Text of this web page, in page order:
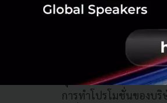
การสร้าง Brand
คุณธิติพรเล่าว่าน้ำดื่ม
การทำโปรโมชั่นของบ